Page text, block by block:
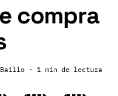
compra
Baillo · 1 min de lectura